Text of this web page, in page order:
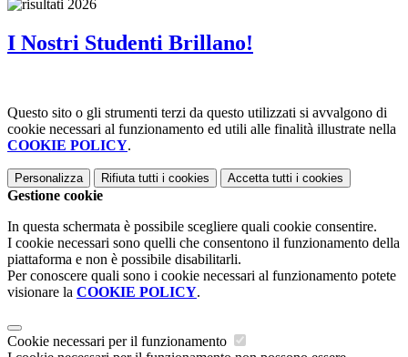
I Nostri Studenti Brillano!
Questo sito o gli strumenti terzi da questo utilizzati si avvalgono di
cookie necessari al funzionamento ed utili alle finalità illustrate nella
COOKIE POLICY.
Personalizza Rifiuta tutti i cookies Accetta tutti i cookies
Gestione cookie
In questa schermata è possibile scegliere quali cookie consentire.
I cookie necessari sono quelli che consentono il funzionamento della
piattaforma e non è possibile disabilitarli.
Per conoscere quali sono i cookie necessari al funzionamento potete
visionare la COOKIE POLICY.
Cookie necessari per il funzionamento